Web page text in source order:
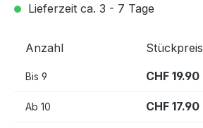
Lieferzeit ca. 3 - 7 Tage
Anzahl Stückpreis
Bis 9 CHF 19.90
Ab 10 CHF 17.90